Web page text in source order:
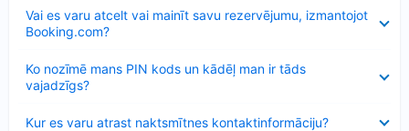
Vai es varu atcelt vai mainīt savu rezervējumu, izmantojot
Booking.com?
Ko nozīmē mans PIN kods un kādēļ man ir tāds
vajadzīgs?
Kur es varu atrast naktsmītnes kontaktinformāciju?